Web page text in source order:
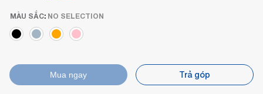
MÀU SẮC: NO SELECTION
Mua ngay Trả góp